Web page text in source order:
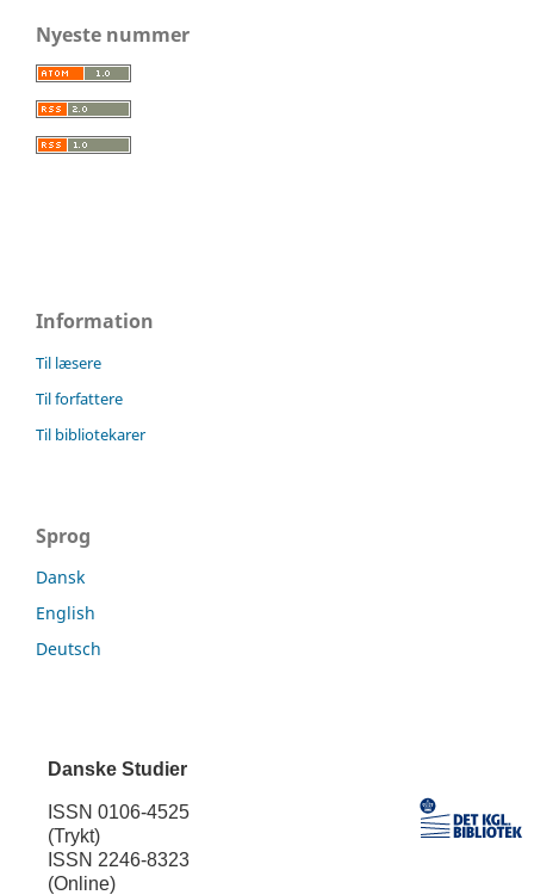
Nyeste nummer
Information
Til læsere
Til forfattere
Til bibliotekarer
Sprog
Dansk
English
Deutsch
Danske Studier
ISSN 0106-4525
(Trykt)
ISSN 2246-8323
(Online)